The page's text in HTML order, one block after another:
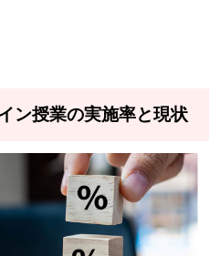
ン授業の実施率と現状